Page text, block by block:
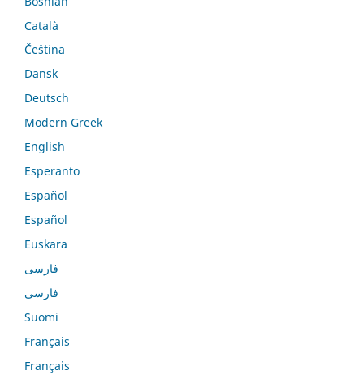
Català
Čeština
Dansk
Deutsch
Modern Greek
English
Esperanto
Español
Español
Euskara
فارسی
فارسی
Suomi
Français
Français